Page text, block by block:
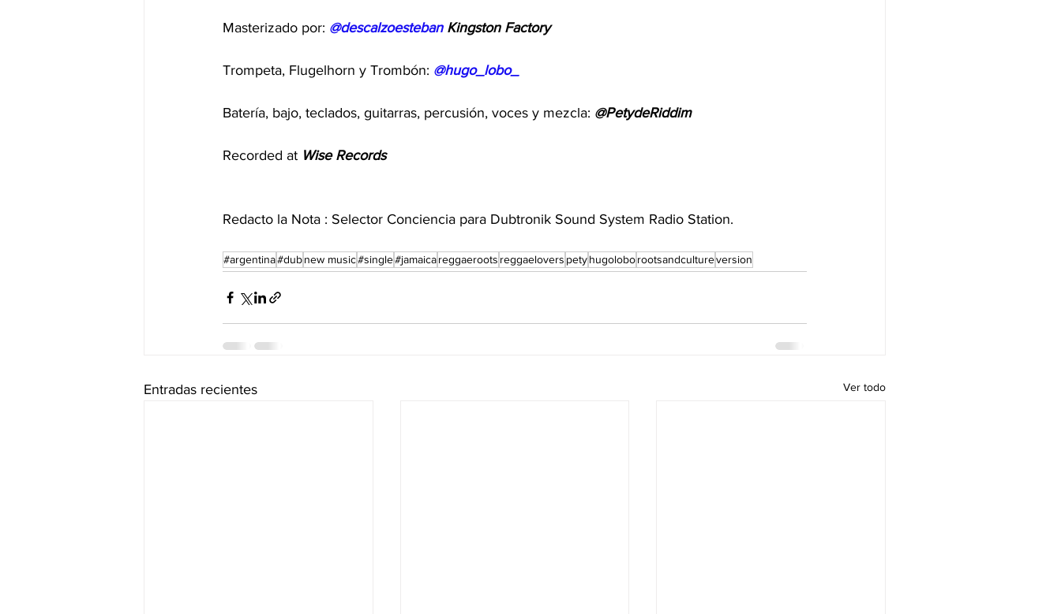
Masterizado por: @descalzoesteban Kingston Factory
Trompeta, Flugelhorn y Trombón: @hugo_lobo_
Batería, bajo, teclados, guitarras, percusión, voces y mezcla: @PetydeRiddim
Recorded at Wise Records
Redacto la Nota : Selector Conciencia para Dubtronik Sound System Radio Station.
#argentina#dubnew music#single#jamaicareggaeroots reggaelovers petyhugoloborootsandcultureversion
Entradas recientes Ver todo